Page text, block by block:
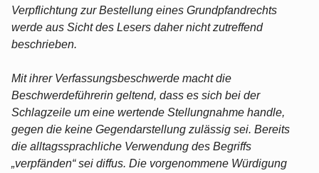
Verpflichtung zur Bestellung eines Grundpfandrechts
werde aus Sicht des Lesers daher nicht zutreffend
beschrieben.
Mit ihrer Verfassungsbeschwerde macht die
Beschwerdeführerin geltend, dass es sich bei der
Schlagzeile um eine wertende Stellungnahme handle,
gegen die keine Gegendarstellung zulässig sei. Bereits
die alltagssprachliche Verwendung des Begriffs
„verpfänden“ sei diffus. Die vorgenommene Würdigung